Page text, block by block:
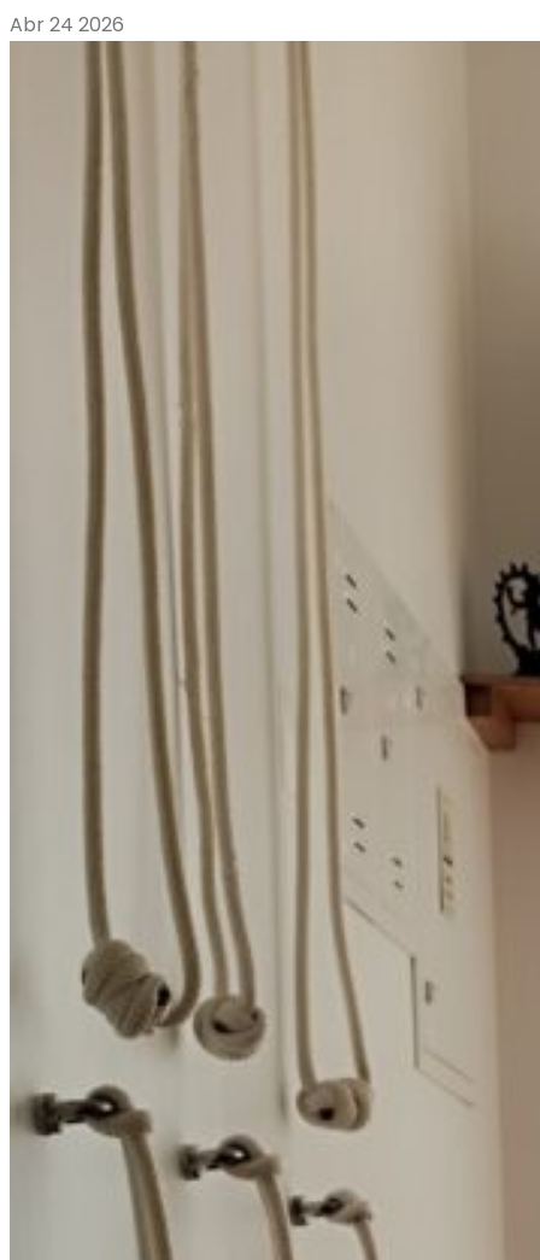
Abr 24 2026